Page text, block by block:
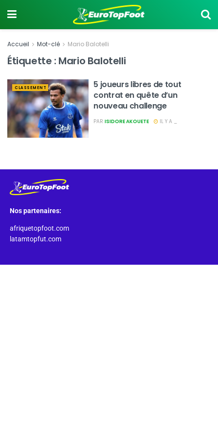
Accueil Mot-clé Mario Balotelli
Étiquette : Mario Balotelli
CLASSEMENT
5 joueurs libres de tout
contrat en quête d’un
nouveau challenge
PAR ISIDORE AKOUETE IL Y A _
Nos partenaires:
afriquetopfoot.com
latamtopfut.com